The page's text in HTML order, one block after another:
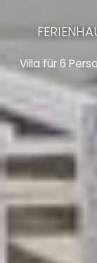
Villa für 6